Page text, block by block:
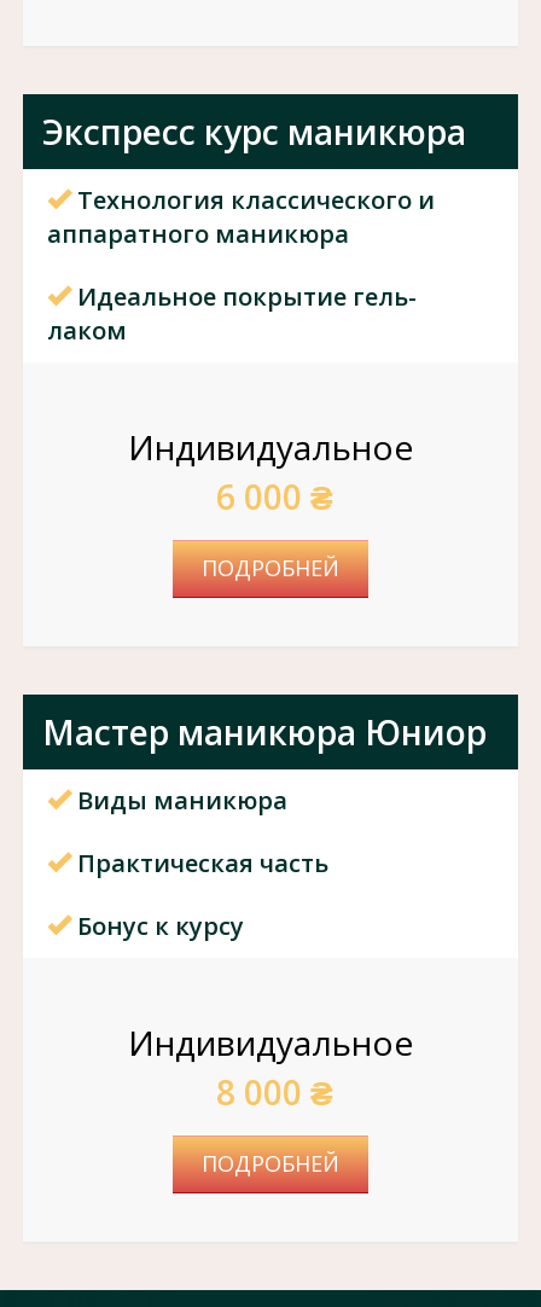
Экспресс курс маникюра
Технология классического и
аппаратного маникюра
Идеальное покрытие гель-
лаком
Индивидуальное
6 000 ₴
ПОДРОБНЕЙ
Мастер маникюра Юниор
Виды маникюра
Практическая часть
Бонус к курсу
Индивидуальное
8 000 ₴
ПОДРОБНЕЙ